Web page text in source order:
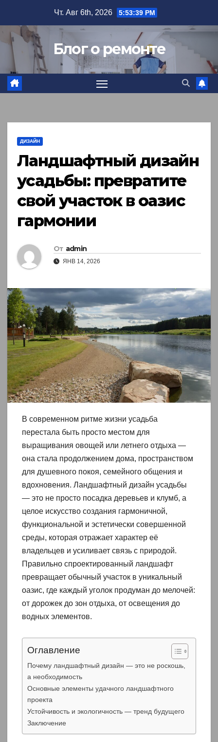
содержимому
Чт. Авг 6th, 2026 5:53:41 PM
Блог о ремонте
ДИЗАЙН
Ландшафтный дизайн
усадьбы: превратите
свой участок в оазис
гармонии
От admin
ЯНВ 14, 2026
В современном ритме жизни усадьба
перестала быть просто местом для
выращивания овощей или летнего отдыха —
она стала продолжением дома, пространством
для душевного покоя, семейного общения и
вдохновения. Ландшафтный дизайн усадьбы
— это не просто посадка деревьев и клумб, а
целое искусство создания гармоничной,
функциональной и эстетически совершенной
среды, которая отражает характер её
владельцев и усиливает связь с природой.
Правильно спроектированный ландшафт
превращает обычный участок в уникальный
оазис, где каждый уголок продуман до мелочей:
от дорожек до зон отдыха, от освещения до
водных элементов.
Оглавление
Почему ландшафтный дизайн — это не роскошь,
а необходимость
Основные элементы удачного ландшафтного
проекта
Устойчивость и экологичность — тренд будущего
Заключение